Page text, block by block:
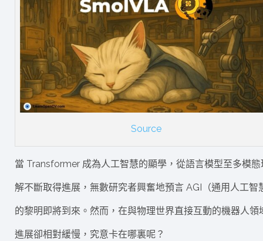
Source
當 Transformer 成為人工智慧的顯學，從語言模型至多模態
解不斷取得進展，無數研究者興奮地預言 AGI（通用人工智
的黎明即將到來。然而，在與物理世界直接互動的機器人領
進展卻相對緩慢，究意卡在哪裏呢？